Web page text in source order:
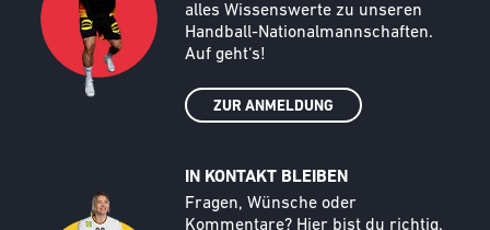
alles Wissenswerte zu unseren
Handball-Nationalmannschaften.
Auf geht‘s!
ZUR ANMELDUNG
Call to action image
IN KONTAKT BLEIBEN
Text
Fragen, Wünsche oder
Kommentare? Hier bist du richtig.